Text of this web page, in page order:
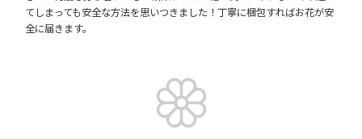
てしまっても安全な方法を思いつきました！丁寧に梱包すればお花が安
全に届きます。